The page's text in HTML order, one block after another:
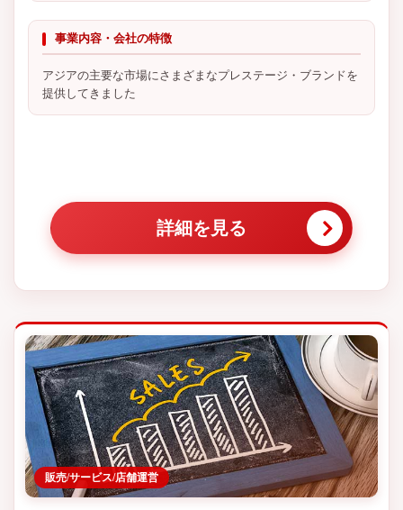
事業内容・会社の特徴
アジアの主要な市場にさまざまなプレステージ・ブランドを
提供してきました
詳細を見る
販売/サービス/店舗運営